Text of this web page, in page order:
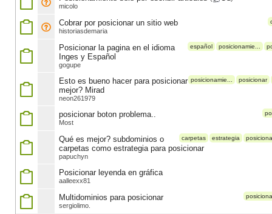
micolo
Cobrar por posicionar un sitio web
historiasdemaria
español posicionamie...
Posicionar la pagina en el idioma
Inges y Español
gogupe
posicionamie... posicionar
Esto es bueno hacer para posicionar
mejor? Mirad
neon261979
posicionar boton problema..
Most
carpetas estrategia
Qué es mejor? subdominios o
carpetas como estrategia para posicionar
papuchyn
Posicionar leyenda en gráfica
aalleexx81
Multidominios para posicionar
sergiolimo.